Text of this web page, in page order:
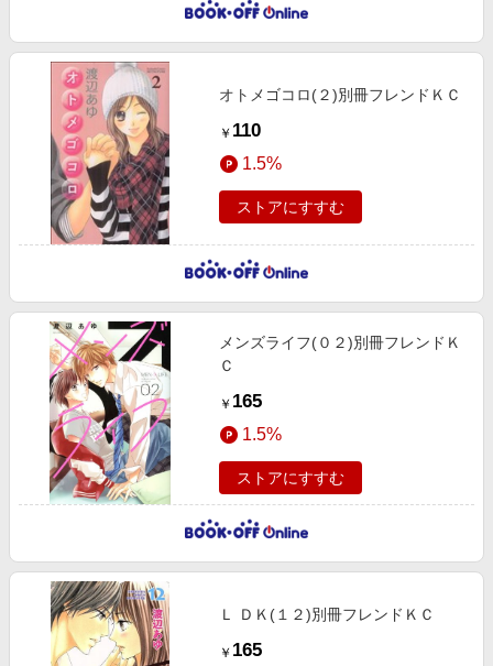
オトメゴコロ(２)別冊フレンドＫＣ
￥ 110
1.5%
ストアにすすむ
メンズライフ(０２)別冊フレンドＫ
Ｃ
￥ 165
1.5%
ストアにすすむ
Ｌ ＤＫ(１２)別冊フレンドＫＣ
￥ 165